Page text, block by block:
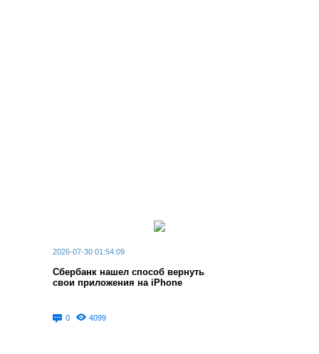
2026-07-30 01:54:09
Сбербанк нашел способ вернуть
свои приложения на iPhone
0 4099